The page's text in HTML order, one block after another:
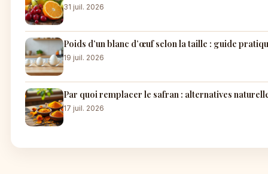
31 juil. 2026
Poids d’un blanc d’œuf selon la taille : guide
19 juil. 2026
Par quoi remplacer le safran : alternatives
17 juil. 2026